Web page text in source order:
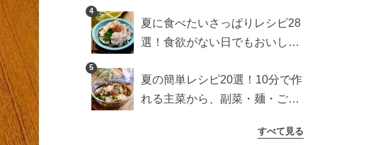
4
夏に食べたいさっぱりレシピ28
選！食欲がない日でもおいしい
5
夏の簡単レシピ20選！10分で作
れる主菜から、副菜・麺・ごは
すべて見る